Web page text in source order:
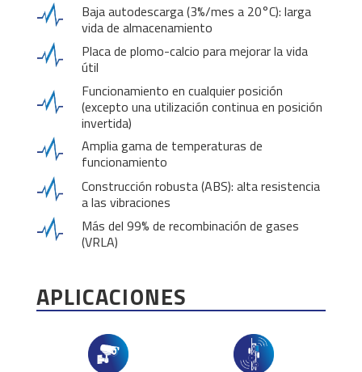
Baja autodescarga (3%/mes a 20°C): larga
vida de almacenamiento
Placa de plomo-calcio para mejorar la vida
útil
Funcionamiento en cualquier posición
(excepto una utilización continua en posición
invertida)
Amplia gama de temperaturas de
funcionamiento
Construcción robusta (ABS): alta resistencia
a las vibraciones
Más del 99% de recombinación de gases
(VRLA)
APLICACIONES